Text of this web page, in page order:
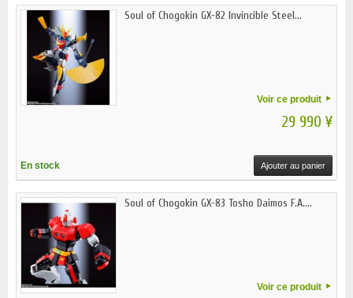
Soul of Chogokin GX-82 Invincible Steel...
Voir ce produit
29 990 ¥
En stock Ajouter au panier
Soul of Chogokin GX-83 Tosho Daimos F.A....
Voir ce produit